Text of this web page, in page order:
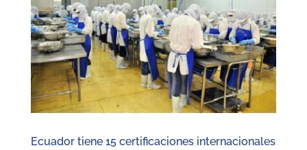
Ecuador tiene 15 certificaciones internacionales